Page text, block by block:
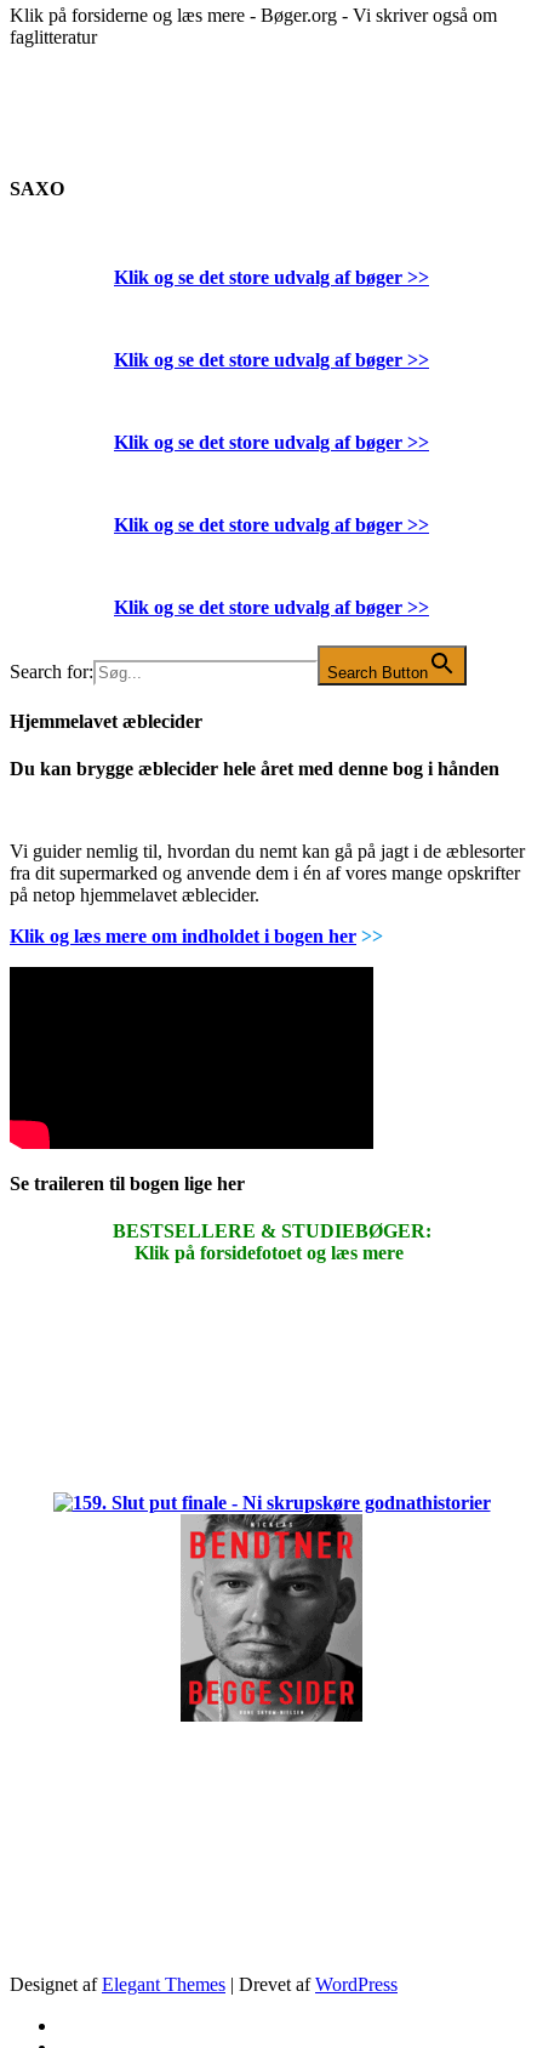
Klik på forsiderne og læs mere - Bøger.org - Vi skriver også om
faglitteratur
SAXO
Klik og se det store udvalg af bøger >>
Klik og se det store udvalg af bøger >>
Klik og se det store udvalg af bøger >>
Klik og se det store udvalg af bøger >>
Klik og se det store udvalg af bøger >>
Search for: Search Button
Hjemmelavet æblecider
Du kan brygge æblecider hele året med denne bog i hånden
Vi guider nemlig til, hvordan du nemt kan gå på jagt i de æblesorter
fra dit supermarked og anvende dem i én af vores mange opskrifter
på netop hjemmelavet æblecider.
Klik og læs mere om indholdet i bogen her >>
Se traileren til bogen lige her
BESTSELLERE & STUDIEBØGER:
Klik på forsidefotoet og læs mere
Designet afElegant Themes | Drevet afWordPress